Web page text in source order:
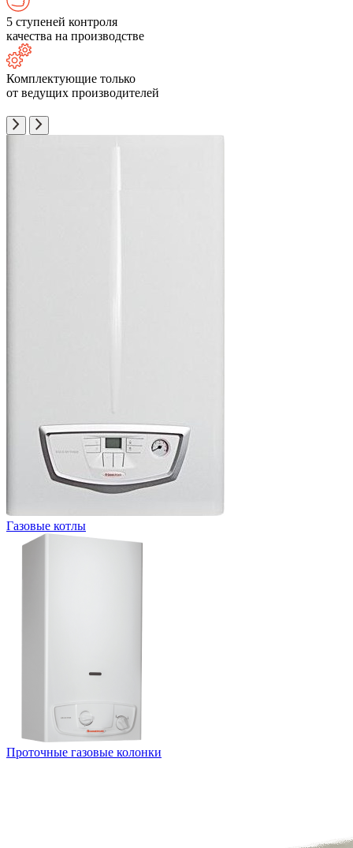
5 ступеней контроля
качества на производстве
Комплектующие только
от ведущих производителей
Газовые котлы
Проточные газовые колонки